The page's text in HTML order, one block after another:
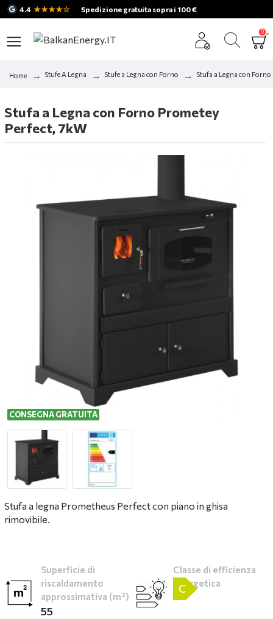
4.4 ★★★★☆ Spedizione gratuita sopra i 100 €
0
Home Stufe A Legna Stufe a Legna con Forno Stufa a Legna con Forno
Stufa a Legna con Forno Prometey
Perfect, 7kW
CONSEGNA GRATUITA
Stufa a legna Prometheus Perfect con piano in ghisa
rimovibile.
Superficie di
riscaldamento
approssimativa (m²)
55
Classe di efficienza
energetica
C